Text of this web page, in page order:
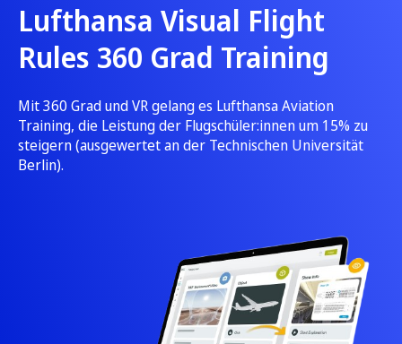
Lufthansa Visual Flight
Rules 360 Grad Training
Mit 360 Grad und VR gelang es Lufthansa Aviation
Training, die Leistung der Flugschüler:innen um 15% zu
steigern (ausgewertet an der Technischen Universität
Berlin).